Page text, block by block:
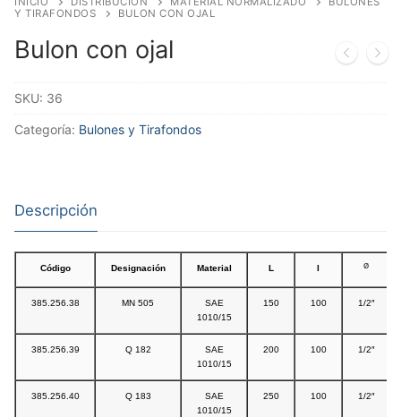
Y TIRAFONDOS
BULON CON OJAL
Bulon con ojal
SKU: 36
Categoría: Bulones y Tirafondos
Descripción
Código Designación Material L l Ø
385.256.38 MN 505
SAE
1010/15
150 100 1/2″
385.256.39 Q 182
SAE
1010/15
200 100 1/2″
385.256.40 Q 183
SAE
1010/15
250 100 1/2″